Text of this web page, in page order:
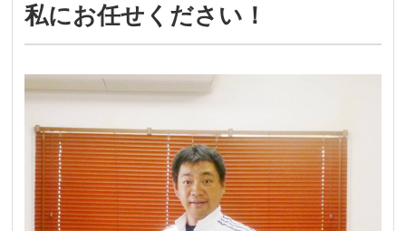
私にお任せください！